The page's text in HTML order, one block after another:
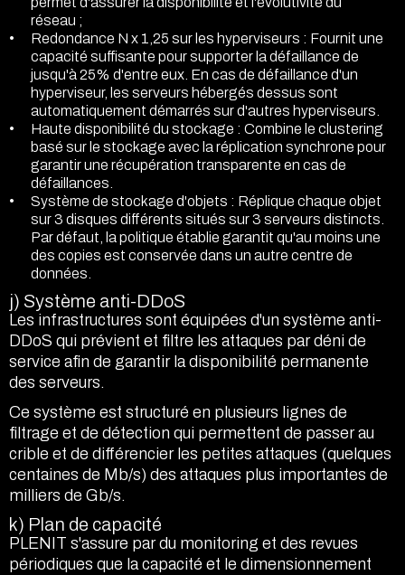
réseau ;
Redondance N x 1,25 sur les hyperviseurs : Fournit une
capacité suffisante pour supporter la défaillance de
jusqu'à 25% d'entre eux. En cas de défaillance d'un
hyperviseur, les serveurs hébergés dessus sont
automatiquement démarrés sur d'autres hyperviseurs.
Haute disponibilité du stockage : Combine le clustering
basé sur le stockage avec la réplication synchrone pour
garantir une récupération transparente en cas de
défaillances.
Système de stockage d'objets : Réplique chaque objet
sur 3 disques différents situés sur 3 serveurs distincts.
Par défaut, la politique établie garantit qu'au moins une
des copies est conservée dans un autre centre de
données.
j) Système anti-DDoS
Les infrastructures sont équipées d'un système anti-
DDoS qui prévient et filtre les attaques par déni de
service afin de garantir la disponibilité permanente
des serveurs.
Ce système est structuré en plusieurs lignes de
filtrage et de détection qui permettent de passer au
crible et de différencier les petites attaques (quelques
centaines de Mb/s) des attaques plus importantes de
milliers de Gb/s.
k) Plan de capacité
PLENIT s'assure par du monitoring et des revues
périodiques que la capacité et le dimensionnement